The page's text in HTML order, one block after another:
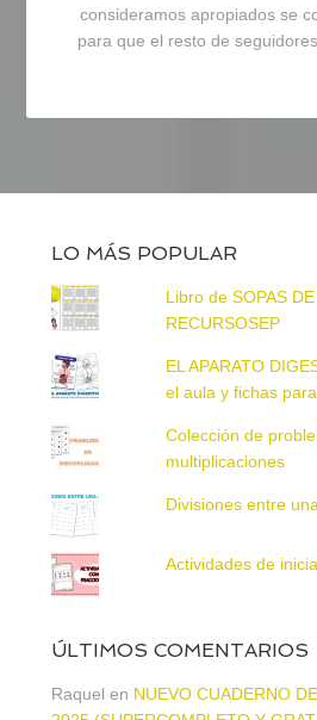
consideramos apropiados se
para que el resto de
LO MÁS POPULAR
Libro de SOPAS
RECURSOSEP
EL APARATO
el aula y fichas
Colección de
multiplicaciones
Divisiones entre
Actividades de
ÚLTIMOS COMENTARIOS
Raquel en NUEVO CUADERNO